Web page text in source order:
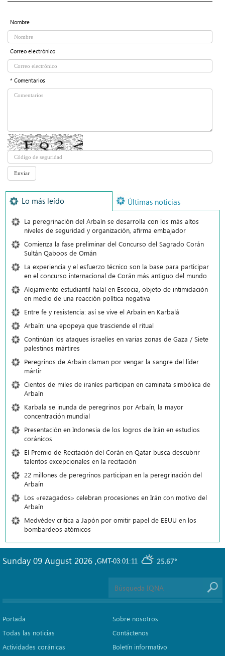
Nombre
Correo electrónico
* Comentarios
Lo más leído Últimas noticias
La peregrinación del Arbaín se desarrolla con los más altos
niveles de seguridad y organización, afirma embajador
Comienza la fase preliminar del Concurso del Sagrado Corán
Sultán Qaboos de Omán
La experiencia y el esfuerzo técnico son la base para participar
en el concurso internacional de Corán más antiguo del mundo
Alojamiento estudiantil halal en Escocia, objeto de intimidación
en medio de una reacción política negativa
Entre fe y resistencia: así se vive el Arbaín en Karbalá
Arbaín: una epopeya que trasciende el ritual
Continúan los ataques israelíes en varias zonas de Gaza / Siete
palestinos mártires
Peregrinos de Arbain claman por vengar la sangre del líder
mártir
Cientos de miles de iraníes participan en caminata simbólica de
Arbaín
Karbala se inunda de peregrinos por Arbaín, la mayor
concentración mundial
Presentación en Indonesia de los logros de Irán en estudios
coránicos
El Premio de Recitación del Corán en Qatar busca descubrir
talentos excepcionales en la recitación
22 millones de peregrinos participan en la peregrinación del
Arbaín
Los «rezagados» celebran procesiones en Irán con motivo del
Arbaín
Medvédev critica a Japón por omitir papel de EEUU en los
bombardeos atómicos
GMT-03:01:11 25.67°
Sunday 09 August 2026 ,
Portada
Todas las noticias
Actividades coránicas
Sobre nosotros
Contáctenos
Boletín informativo